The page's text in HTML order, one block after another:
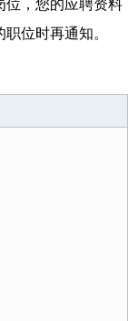
位，您的应聘资料
位时再通知。